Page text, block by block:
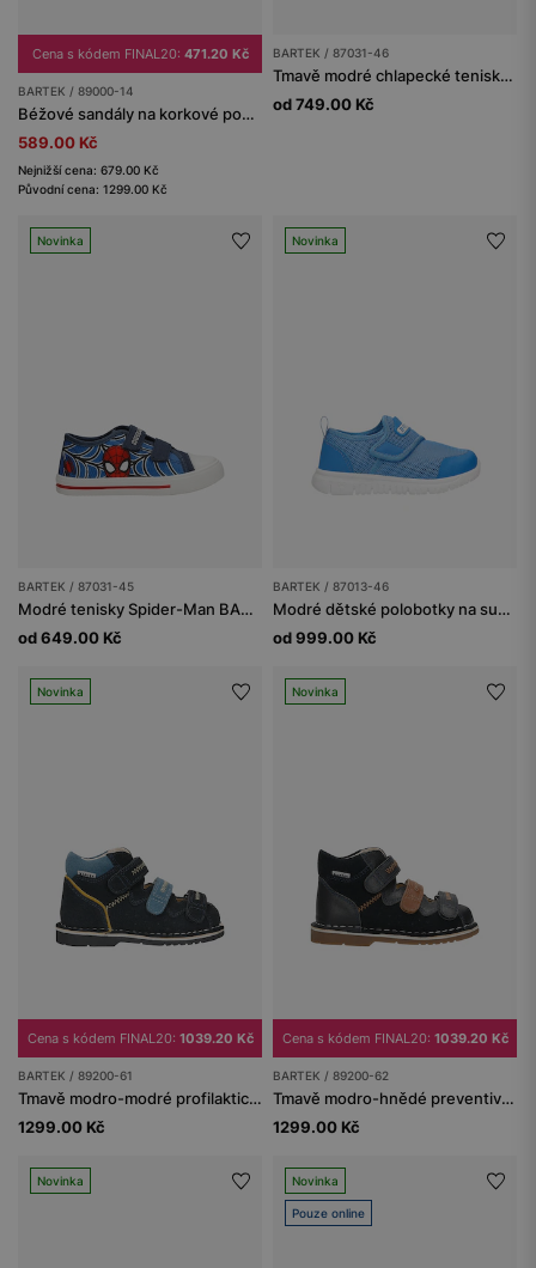
Cena s kódem FINAL20: 471.20 Kč
BARTEK / 89000-14
Béžové sandály na korkové podrážce BARTEK 89000-14
589.00 Kč
Nejnižší cena: 679.00 Kč
Původní cena: 1299.00 Kč
BARTEK / 87031-46
Tmavě modré chlapecké tenisky Sonic BARTEK 87031-46
od 749.00 Kč
Novinka
BARTEK / 87031-45
Modré tenisky Spider-Man BARTEK 87031-45
od 649.00 Kč
Novinka
BARTEK / 87013-46
Modré dětské polobotky na suchý zip BARTEK 87013-46
od 999.00 Kč
Novinka
Cena s kódem FINAL20: 1039.20 Kč
BARTEK / 89200-61
Tmavě modro-modré profilaktické sandály s podpatkem Thomas BARTEK 89200-61
1299.00 Kč
Novinka
Cena s kódem FINAL20: 1039.20 Kč
BARTEK / 89200-62
Tmavě modro-hnědé preventivní sandály s podpatkem Thomas BARTEK 89200-62
1299.00 Kč
Novinka Novinka
Pouze online